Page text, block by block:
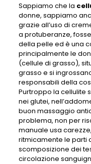
Sappiamo che la
donne, sappiamo
grazie all’uso di
a protuberanze,
della pelle ed è una
principalmente le
(cellule di grasso),
grasso e si
responsabili della
Purtroppo la cellulite
nei glutei,
buon massaggio
problema, non per
manuale usa
ritmicamente le parti
scomposizione dei
circolazione